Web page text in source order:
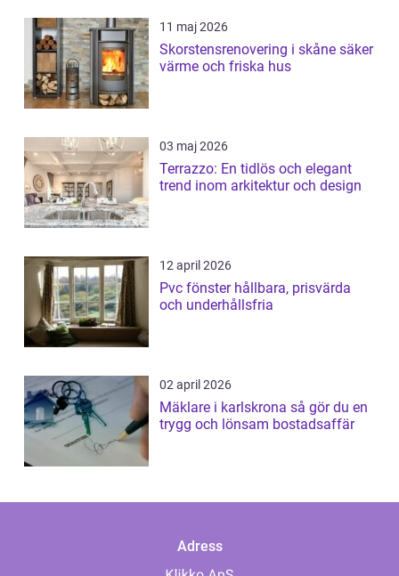
11 maj 2026
Skorstensrenovering i skåne säker
värme och friska hus
03 maj 2026
Terrazzo: En tidlös och elegant
trend inom arkitektur och design
12 april 2026
Pvc fönster hållbara, prisvärda
och underhållsfria
02 april 2026
Mäklare i karlskrona så gör du en
trygg och lönsam bostadsaffär
Adress